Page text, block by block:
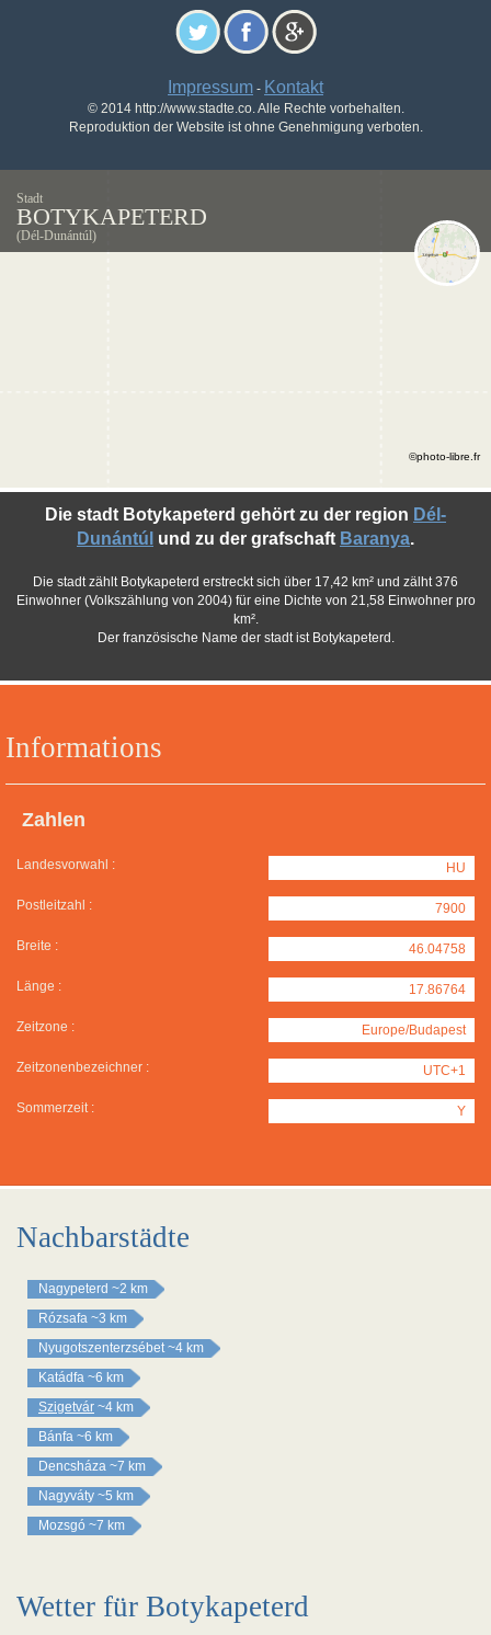
Impressum - Kontakt
© 2014 http://www.stadte.co. Alle Rechte vorbehalten.
Reproduktion der Website ist ohne Genehmigung verboten.
Stadt
BOTYKAPETERD
(Dél-Dunántúl)
Informations
Zahlen
Landesvorwahl : HU
Postleitzahl : 7900
Breite : 46.04758
Länge : 17.86764
Zeitzone : Europe/Budapest
Zeitzonenbezeichner : UTC+1
Sommerzeit : Y
Die stadt Botykapeterd gehört zu der region Dél-
Dunántúl und zu der grafschaft Baranya.
Die stadt zählt Botykapeterd erstreckt sich über 17,42 km² und zälht 376
Einwohner (Volkszählung von 2004) für eine Dichte von 21,58 Einwohner pro
km².
Der französische Name der stadt ist Botykapeterd.
©photo-libre.fr
Nachbarstädte
Nagypeterd ~2 km
Rózsafa ~3 km
Nyugotszenterzsébet ~4 km
Katádfa ~6 km
Szigetvár ~4 km
Bánfa ~6 km
Dencsháza ~7 km
Nagyváty ~5 km
Mozsgó ~7 km
Wetter für Botykapeterd